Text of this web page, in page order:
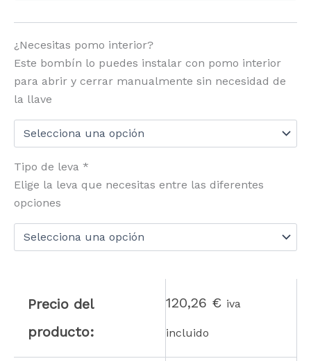
¿Necesitas pomo interior?
Este bombín lo puedes instalar con pomo interior
para abrir y cerrar manualmente sin necesidad de
la llave
Tipo de leva *
Elige la leva que necesitas entre las diferentes
opciones
Precio del
producto:
120,26 € iva
incluido